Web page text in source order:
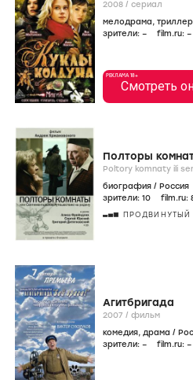
2008 / сериал
мелодрама, триллер
зрители: – film.ru: –
РЕКЛАМА 18+
Смотреть
Полторы
путешествие
Poltory komnaty ili
биография / Россия
зрители: 10 film.ru:
ПРОДВИНУТЫЙ
Агитбригада
2007 / фильм
комедия, драма /
зрители: – film.ru: –